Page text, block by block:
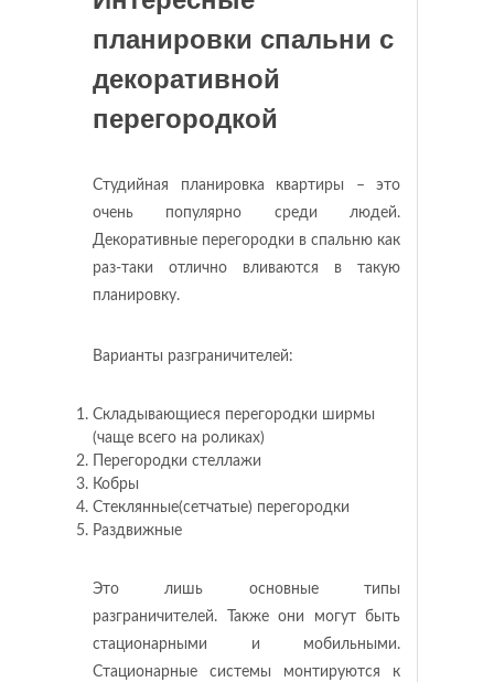
планировки спальни с
декоративной
перегородкой
Студийная планировка квартиры – это
очень популярно среди людей.
Декоративные перегородки в спальню как
раз-таки отлично вливаются в такую
планировку.
Варианты разграничителей:
Складывающиеся перегородки ширмы
(чаще всего на роликах)
Перегородки стеллажи
Кобры
Стеклянные(сетчатые) перегородки
Раздвижные
Это лишь основные типы
разграничителей. Также они могут быть
стационарными и мобильными.
Стационарные системы монтируются к